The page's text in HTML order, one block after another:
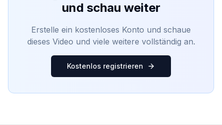
und schau weiter
Erstelle ein kostenloses Konto und schaue
dieses Video und viele weitere vollständig an.
Kostenlos registrieren